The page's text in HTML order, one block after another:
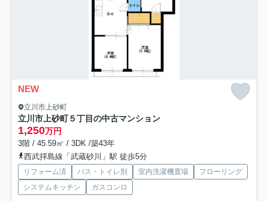
NEW
立川市上砂町
立川市上砂町５丁目の中古マンション
1,250万円
3階 / 45.59㎡ / 3DK /築43年
西武拝島線「武蔵砂川」駅 徒歩5分
リフォーム済 バス・トイレ別 室内洗濯機置場
フローリング
システムキッチン
ガスコンロ